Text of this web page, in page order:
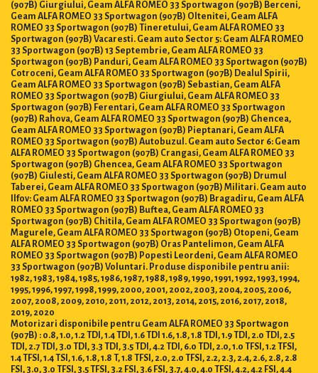
(907B) Giurgiului, Geam ALFA ROMEO 33 Sportwagon (907B) Berceni,
Geam ALFA ROMEO 33 Sportwagon (907B) Oltenitei, Geam ALFA
ROMEO 33 Sportwagon (907B) Tineretului, Geam ALFA ROMEO 33
Sportwagon (907B) Vacaresti. Geam auto Sector 5: Geam ALFA ROMEO
33 Sportwagon (907B) 13 Septembrie, Geam ALFA ROMEO 33
Sportwagon (907B) Panduri, Geam ALFA ROMEO 33 Sportwagon (907B)
Cotroceni, Geam ALFA ROMEO 33 Sportwagon (907B) Dealul Spirii,
Geam ALFA ROMEO 33 Sportwagon (907B) Sebastian, Geam ALFA
ROMEO 33 Sportwagon (907B) Giurgiului, Geam ALFA ROMEO 33
Sportwagon (907B) Ferentari, Geam ALFA ROMEO 33 Sportwagon
(907B) Rahova, Geam ALFA ROMEO 33 Sportwagon (907B) Ghencea,
Geam ALFA ROMEO 33 Sportwagon (907B) Pieptanari, Geam ALFA
ROMEO 33 Sportwagon (907B) Autobuzul. Geam auto Sector 6: Geam
ALFA ROMEO 33 Sportwagon (907B) Crangasi, Geam ALFA ROMEO 33
Sportwagon (907B) Ghencea, Geam ALFA ROMEO 33 Sportwagon
(907B) Giulesti, Geam ALFA ROMEO 33 Sportwagon (907B) Drumul
Taberei, Geam ALFA ROMEO 33 Sportwagon (907B) Militari. Geam auto
Ilfov: Geam ALFA ROMEO 33 Sportwagon (907B) Bragadiru, Geam ALFA
ROMEO 33 Sportwagon (907B) Buftea, Geam ALFA ROMEO 33
Sportwagon (907B) Chitila, Geam ALFA ROMEO 33 Sportwagon (907B)
Magurele, Geam ALFA ROMEO 33 Sportwagon (907B) Otopeni, Geam
ALFA ROMEO 33 Sportwagon (907B) Oras Pantelimon, Geam ALFA
ROMEO 33 Sportwagon (907B) Popesti Leordeni, Geam ALFA ROMEO
33 Sportwagon (907B) Voluntari. Produse disponibile pentru anii:
1982, 1983, 1984, 1985, 1986, 1987, 1988, 1989, 1990, 1991, 1992, 1993, 1994,
1995, 1996, 1997, 1998, 1999, 2000, 2001, 2002, 2003, 2004, 2005, 2006,
2007, 2008, 2009, 2010, 2011, 2012, 2013, 2014, 2015, 2016, 2017, 2018,
2019, 2020
Motorizari disponibile pentru Geam ALFA ROMEO 33 Sportwagon
(907B) : 0.8, 1.0, 1.2 TDI, 1.4 TDI, 1.6 TDI 1.6, 1.8, 1.8 TDI, 1.9 TDI, 2.0 TDI, 2.5
TDI, 2.7 TDI, 3.0 TDI, 3.3 TDI, 3.5 TDI, 4.2 TDI, 6.0 TDI, 2.0, 1.0 TFSI, 1.2 TFSI,
1.4 TFSI, 1.4 TSI, 1.6, 1.8, 1.8 T, 1.8 TFSI, 2.0, 2.0 TFSI, 2.2, 2.3, 2.4, 2.6, 2.8, 2.8
FSI, 3.0, 3.0 TFSI, 3.5 TFSI, 3.2 FSI, 3.6 FSI, 3.7, 4.0, 4.0 TFSI, 4.2, 4.2 FSI, 4.4